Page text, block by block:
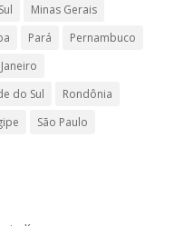
Minas Gerais
Pará
Pernambuco
do Sul
Rondônia
São Paulo